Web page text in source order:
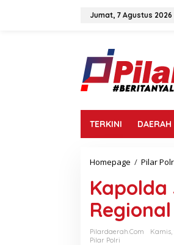
Jumat, 7 Agustus 2026
TERKINI DAERAH
Homepage / Pilar
Pilardaerah.com
Kamis,
Pilar Polri